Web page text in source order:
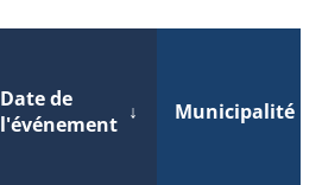
Date de
l'événement ↓ Municipalité